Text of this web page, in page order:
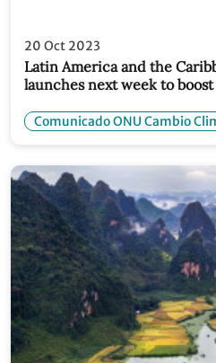
20 Oct 2023
Latin America and the
launches next week to
Comunicado ONU Cambio